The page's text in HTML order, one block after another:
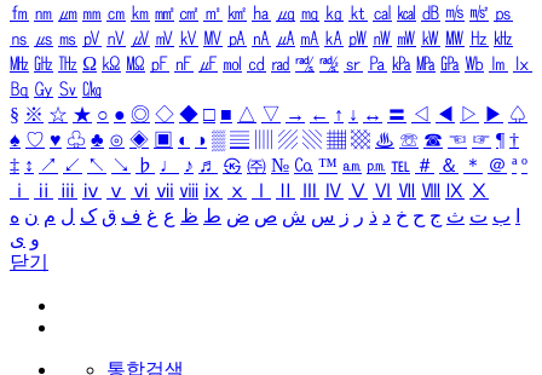
㎙ ㎚ ㎛ ㎜ ㎝ ㎞ ㎟ ㎠ ㎡ ㎢ ㏊ ㎍ ㎎ ㎏ ㏏ ㎈ ㎉ ㏈ ㎧ ㎨ ㎰
㎱ ㎲ ㎳ ㎴ ㎵ ㎶ ㎷ ㎸ ㎹ ㎀ ㎁ ㎂ ㎃ ㎄ ㎺ ㎻ ㎽ ㎾ ㎿ ㎐ ㎑
㎒ ㎓ ㎔ Ω ㏀ ㏁ ㎊ ㎋ ㎌ ㏖ ㏅ ㎭ ㎮ ㎯ ㏛ ㎩ ㎪ ㎫ ㎬ ㏝ ㏐
㏓
㏃ ㏉ ㏜ ㏆
§ ※ ☆ ★ ○ ● ◎ ◇ ◆ □ ■ △ ▽ → ← ↑ ↓ ↔ 〓 ◁ ◀ ▷ ▶ ♤
♠ ♡ ♥ ♧ ♣ ⊙ ◈ ▣ ◐ ◑ ▒ ▤ ▨ ▧ ▦ ▩ ♨ ☏ ☎ ☜ ☞ ¶ †
‡ ↕ ↗ ↙ ↖ ↘ ♭ ♩ ♪ ♬ ㉿ ㈜ № ㏇ ™ ㏂ ㏘ ℡ ＃ ＆ ＊ ＠ ª º
ⅰ
ⅱ ⅲ ⅳ ⅴ ⅵ ⅶ ⅷ ⅸ ⅹ Ⅳ Ⅴ Ⅵ Ⅶ Ⅷ Ⅸ Ⅹ
ب ت ث ج ح خ د ذ ر ز س ش ص ض ط ظ ع غ ف ق ک ل م ن ه
و ی
닫기
통합검색